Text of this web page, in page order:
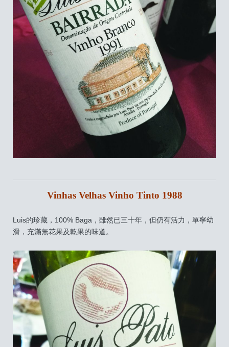
Vinhas Velhas Vinho Tinto 1988
Luis的珍藏，100% Baga，雖然已三十年，但仍有活力，單寧幼
滑，充滿無花果及乾果的味道。